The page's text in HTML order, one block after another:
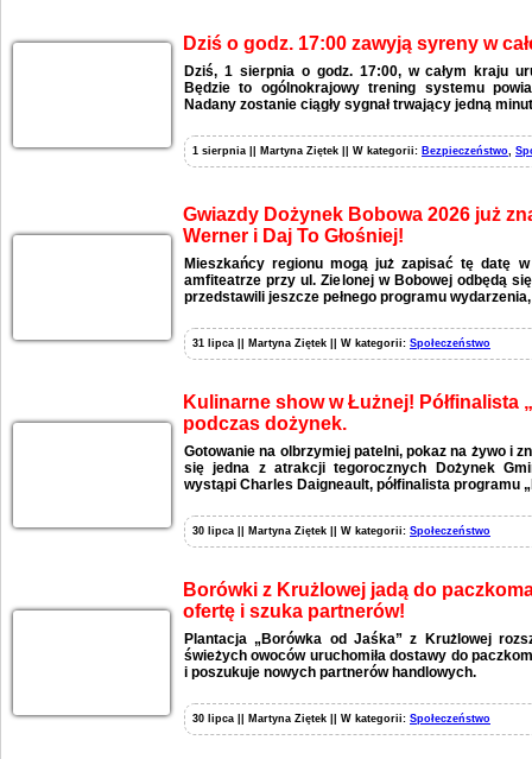
Dziś o godz. 17:00 zawyją syreny w
Dziś, 1 sierpnia o godz. 17:00, w całym kraju
Będzie to ogólnokrajowy trening systemu
Nadany zostanie ciągły sygnał trwający jedną
1 sierpnia || Martyna Ziętek || W kategorii: Bezpieczeństwo
Gwiazdy Dożynek Bobowa 2026 już
Werner i Daj To Głośniej!
Mieszkańcy regionu mogą już zapisać tę datę
amfiteatrze przy ul. Zielonej w Bobowej odbędą
przedstawili jeszcze pełnego programu
31 lipca || Martyna Ziętek || W kategorii: Społeczeństwo
Kulinarne show w Łużnej! Półfinalista
podczas dożynek.
Gotowanie na olbrzymiej patelni, pokaz na żywo i
się jedna z atrakcji tegorocznych Dożynek
wystąpi Charles Daigneault, półfinalista programu
30 lipca || Martyna Ziętek || W kategorii: Społeczeństwo
Borówki z Krużlowej jadą do
ofertę i szuka partnerów!
Plantacja „Borówka od Jaśka” z Krużlowej
świeżych owoców uruchomiła dostawy do
i poszukuje nowych partnerów handlowych.
30 lipca || Martyna Ziętek || W kategorii: Społeczeństwo